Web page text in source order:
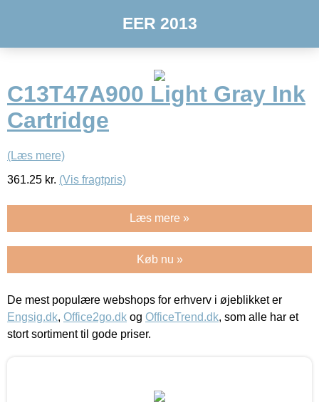
EER 2013
C13T47A900 Light Gray Ink
Cartridge
(Læs mere)
361.25 kr. (Vis fragtpris)
Læs mere »
Køb nu »
De mest populære webshops for erhverv i øjeblikket er
Engsig.dk, Office2go.dk og OfficeTrend.dk, som alle har et
stort sortiment til gode priser.